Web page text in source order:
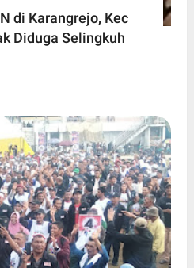
di Karangrejo, Kec
Diduga Selingkuh